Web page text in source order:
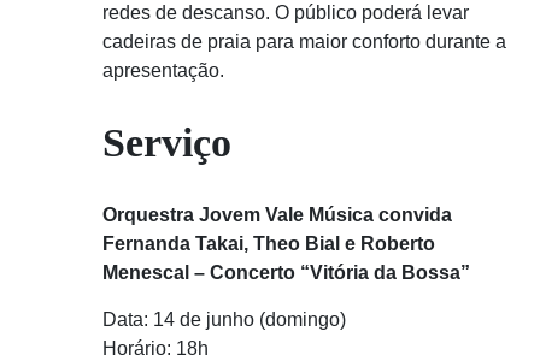
redes de descanso. O público poderá levar
cadeiras de praia para maior conforto durante a
apresentação.
Serviço
Orquestra Jovem Vale Música convida
Fernanda Takai, Theo Bial e Roberto
Menescal – Concerto “Vitória da Bossa”
Data: 14 de junho (domingo)
Horário: 18h